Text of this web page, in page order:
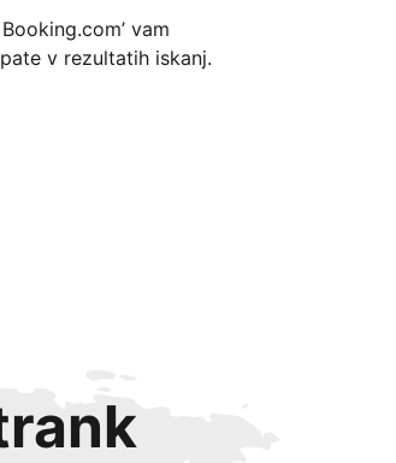
vam
v rezultatih iskanj.